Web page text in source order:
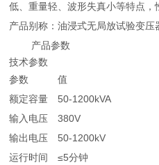
低、重量轻、波形失真小等特点，
产品别称：油浸式无局放试验变压
产品参数
技术参数
参数
值
额定容量
50-1200kVA
输入电压
380V
输出电压
50-1200kV
运行时间
≤5分钟